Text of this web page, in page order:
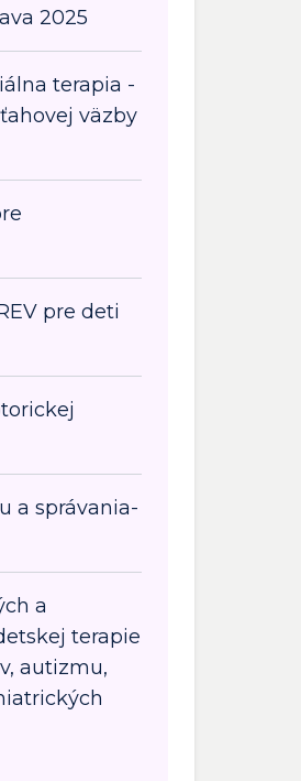
2025
terapia -
väzby
pre deti
a správania-
a
terapie
autizmu,